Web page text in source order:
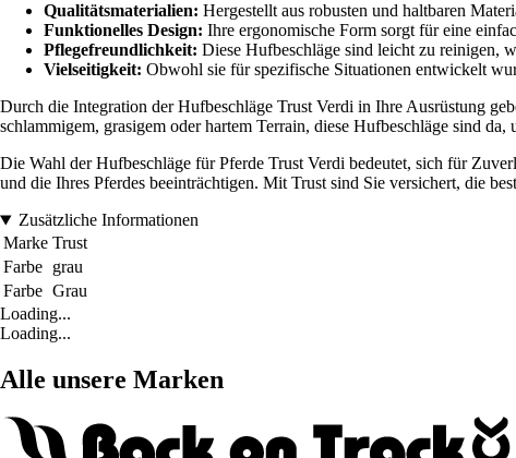
Qualitätsmaterialien: Hergestellt aus robusten und haltbaren
Funktionelles Design: Ihre ergonomische Form sorgt für eine
Pflegefreundlichkeit: Diese Hufbeschläge sind leicht zu reinigen,
Vielseitigkeit: Obwohl sie für spezifische Situationen entwickelt
Durch die Integration der Hufbeschläge Trust Verdi in Ihre Ausrüstung
schlammigem, grasigem oder hartem Terrain, diese Hufbeschläge sind
Die Wahl der Hufbeschläge für Pferde Trust Verdi bedeutet, sich für
und die Ihres Pferdes beeinträchtigen. Mit Trust sind Sie versichert, die
Zusätzliche Informationen
Marke Trust
Farbe grau
Farbe Grau
Loading...
Loading...
Alle unsere Marken